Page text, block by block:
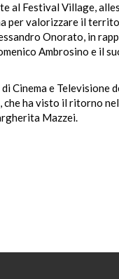
al Festival Village,
per valorizzare il
Onorato, in
Ambrosino e il
Cinema e Televisione
che ha visto il ritorno
Mazzei.